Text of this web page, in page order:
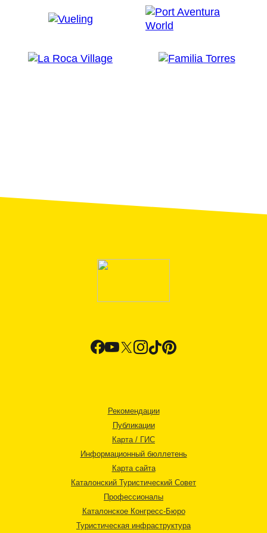
Рекомендации
Публикации
Карта / ГИС
Информационный бюллетень
Карта сайта
Каталонский Туристический Совет
Профессионалы
Каталонское Конгресс-Бюро
Туристическая инфраструктура